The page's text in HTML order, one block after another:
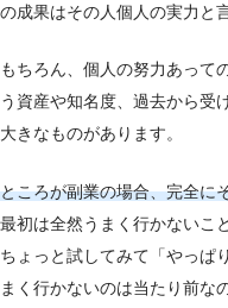
の成果はその人個人の実力と
もちろん、個人の努力あって
う資産や知名度、過去から受
大きなものがあります。
ところが副業の場合、完全に
最初は全然うまく行かないこ
ちょっと試してみて「やっぱ
まく行かないのは当たり前な